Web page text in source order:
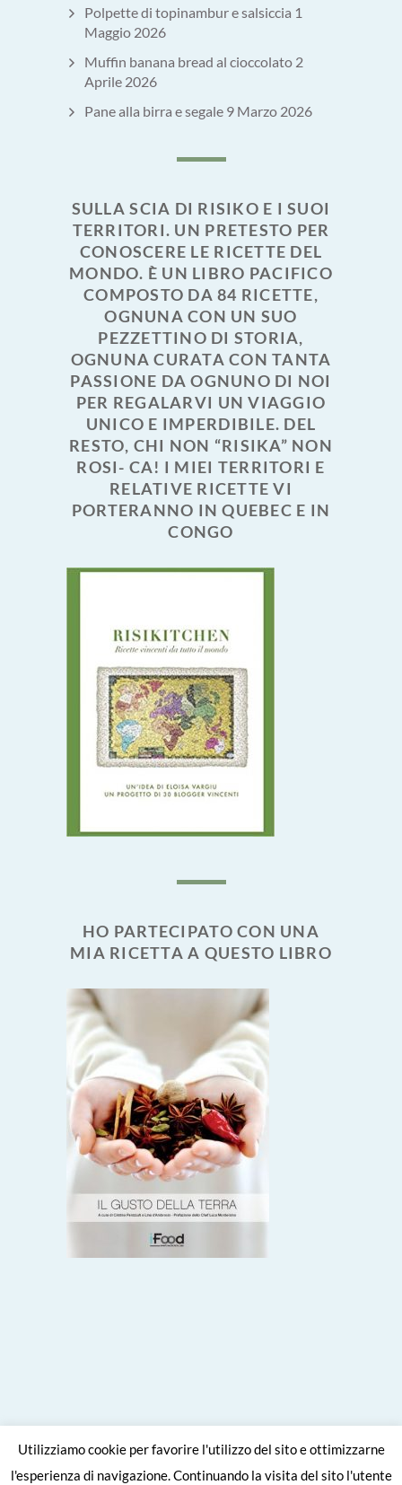
Polpette di topinambur e salsiccia 1
Maggio 2026
Muffin banana bread al cioccolato 2
Aprile 2026
Pane alla birra e segale 9 Marzo 2026
SULLA SCIA DI RISIKO E I SUOI
TERRITORI. UN PRETESTO PER
CONOSCERE LE RICETTE DEL
MONDO. È UN LIBRO PACIFICO
COMPOSTO DA 84 RICETTE,
OGNUNA CON UN SUO
PEZZETTINO DI STORIA,
OGNUNA CURATA CON TANTA
PASSIONE DA OGNUNO DI NOI
PER REGALARVI UN VIAGGIO
UNICO E IMPERDIBILE. DEL
RESTO, CHI NON “RISIKA” NON
ROSI- CA! I MIEI TERRITORI E
RELATIVE RICETTE VI
PORTERANNO IN QUEBEC E IN
CONGO
HO PARTECIPATO CON UNA
MIA RICETTA A QUESTO LIBRO
Utilizziamo cookie per favorire l'utilizzo del sito e ottimizzarne
l'esperienza di navigazione. Continuando la visita del sito l'utente